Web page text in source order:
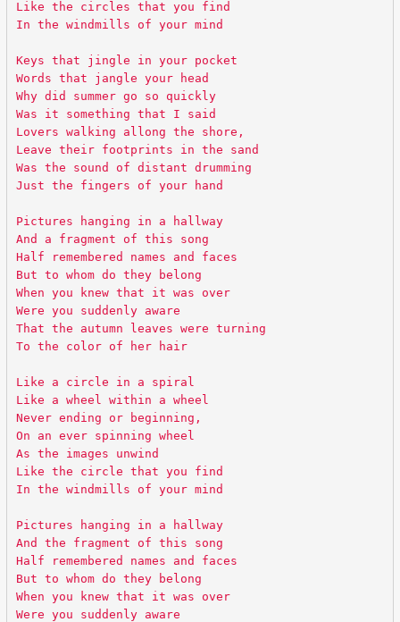
Like the circles that you find
In the windmills of your mind
Keys that jingle in your pocket
Words that jangle your head
Why did summer go so quickly
Was it something that I said
Lovers walking allong the shore,
Leave their footprints in the sand
Was the sound of distant drumming
Just the fingers of your hand
Pictures hanging in a hallway
And a fragment of this song
Half remembered names and faces
But to whom do they belong
When you knew that it was over
Were you suddenly aware
That the autumn leaves were turning
To the color of her hair
Like a circle in a spiral
Like a wheel within a wheel
Never ending or beginning,
On an ever spinning wheel
As the images unwind
Like the circle that you find
In the windmills of your mind
Pictures hanging in a hallway
And the fragment of this song
Half remembered names and faces
But to whom do they belong
When you knew that it was over
Were you suddenly aware